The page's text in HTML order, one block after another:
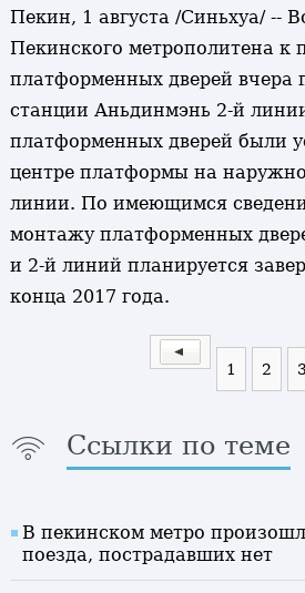
Пекин, 1 августа /Синьхуа/ --
Пекинского метрополитена к
платформенных дверей вчера
станции Аньдинмэнь 2-й
платформенных дверей были
центре платформы на
линии. По имеющимся
монтажу платформенных
и 2-й линий планируется
конца 2017 года.
1 2 3
Ссылки по теме
В пекинском метро
поезда, пострадавших нет